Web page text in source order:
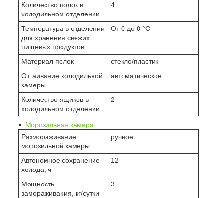
Количество полок в
холодильном отделении
4
Температура в отделении
для хранения свежих
пищевых продуктов
От 0 до 8 °C
Материал полок
стекло/пластик
Оттаивание холодильной
камеры
автоматическое
Количество ящиков в
холодильном отделении
2
Морозильная камера
Размораживание
морозильной камеры
ручное
Автономное сохранение
холода, ч
12
Мощность
замораживания, кг/сутки
3